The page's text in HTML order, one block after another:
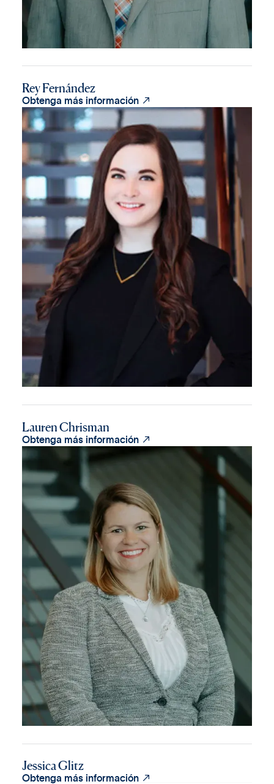
Rey Fernández
Obtenga más información 
Lauren Chrisman
Obtenga más información 
Jessica Glitz
Obtenga más información 